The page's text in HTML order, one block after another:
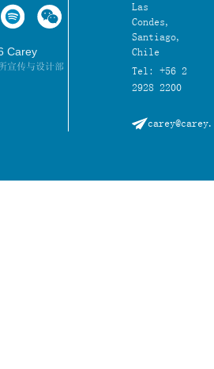
Carey
宣传与设计部
Las
Condes,
Santiago,
Chile
Tel: +56 2
2928 2200